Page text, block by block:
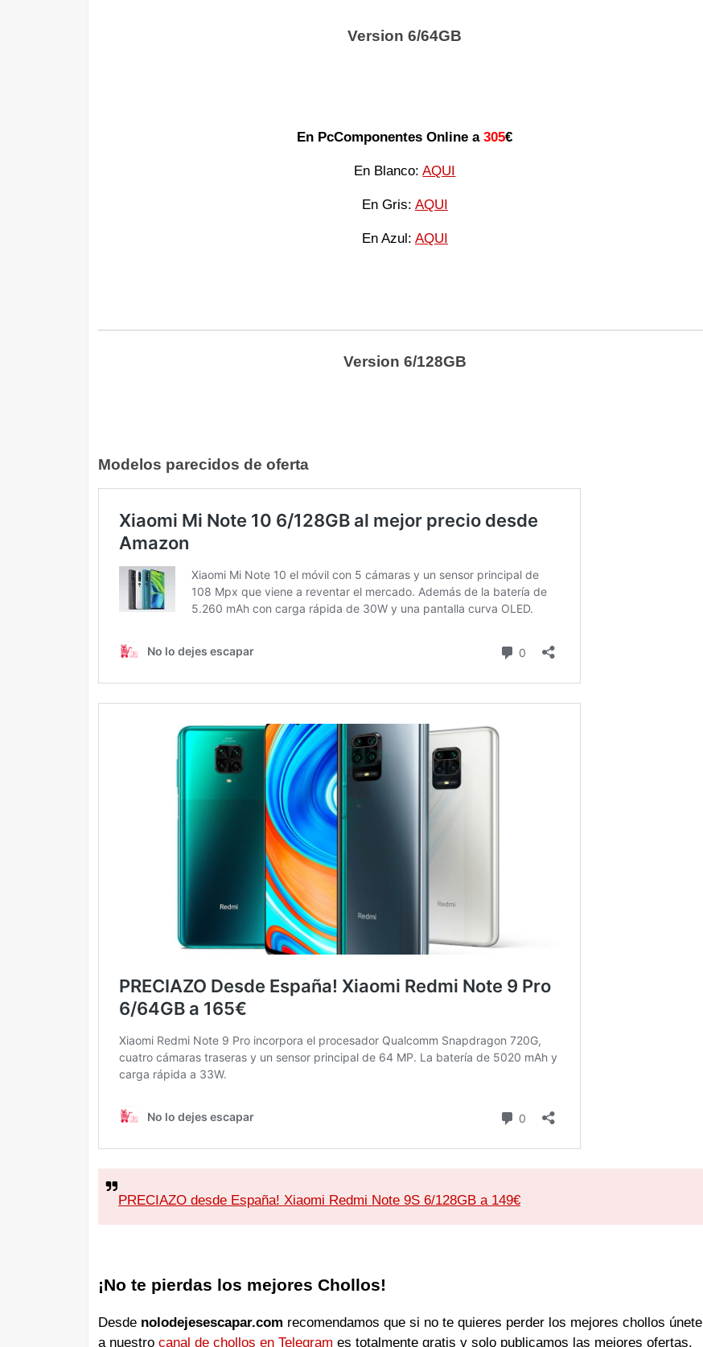
Version 6/64GB
En PcComponentes Online a305€
En Blanco:AQUI
En Gris: AQUI
En Azul: AQUI
Version 6/128GB
Modelos parecidos de oferta
PRECIAZO desde España! Xiaomi Redmi Note 9S 6/128GB a 149€
¡No te pierdas los mejores Chollos!
Desde nolodejesescapar.com recomendamos que si no te quieres perder los mejores chollos únete
a nuestro canal de chollos en Telegram es totalmente gratis y solo publicamos las mejores ofertas.